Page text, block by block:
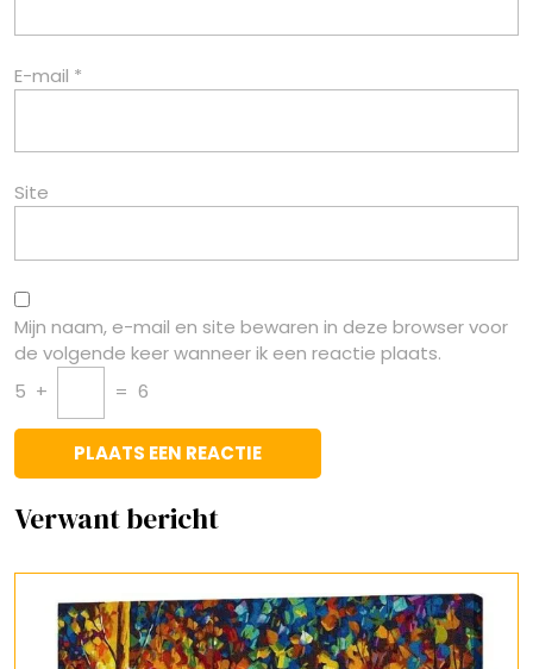
E-mail *
Site
Mijn naam, e-mail en site bewaren in deze browser voor
de volgende keer wanneer ik een reactie plaats.
5 + = 6
Verwant bericht